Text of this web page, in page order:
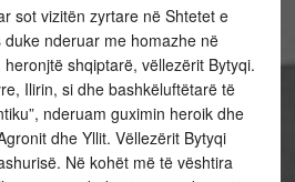
sot vizitën zyrtare në Shtetet e
nderuar me homazhe në
shqiptarë, vëllezërit Bytyqi.
Ilirin, si dhe bashkëluftëtarë të
nderuam guximin heroik dhe
dhe Yllit. Vëllezërit Bytyqi
Në kohët më të vështira